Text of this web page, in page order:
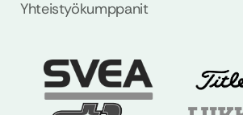
Yhteistyökumppanit